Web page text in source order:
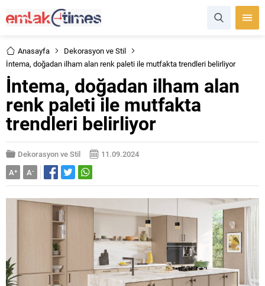
Anasayfa
Dekorasyon ve Stil
İntema, doğadan ilham alan renk paleti ile mutfakta trendleri belirliyor
İntema, doğadan ilham alan
renk paleti ile mutfakta
trendleri belirliyor
Dekorasyon ve Stil
11.09.2024
A+ A-